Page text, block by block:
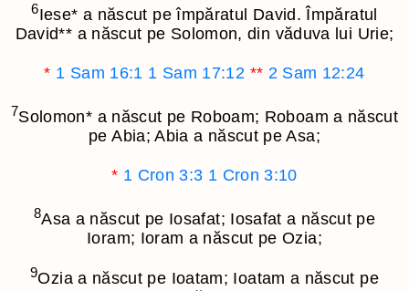
6Iese* a născut pe împăratul David. Împăratul
David** a născut pe Solomon, din văduva lui Urie;
* 1 Sam 16:1 1 Sam 17:12 ** 2 Sam 12:24
7Solomon* a născut pe Roboam; Roboam a născut
pe Abia; Abia a născut pe Asa;
* 1 Cron 3:3 1 Cron 3:10
8Asa a născut pe Iosafat; Iosafat a născut pe
Ioram; Ioram a născut pe Ozia;
9Ozia a născut pe Ioatam; Ioatam a născut pe